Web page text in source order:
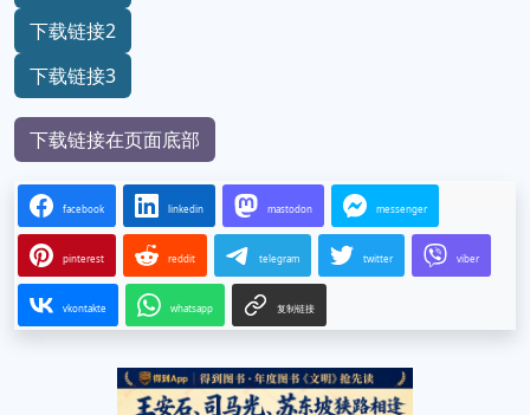
下载链接2
下载链接3
下载链接在页面底部
facebook linkedin mastodon messenger
pinterest reddit telegram twitter viber
vkontakte whatsapp 复制链接